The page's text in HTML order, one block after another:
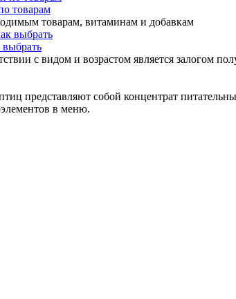
товарам
товарам, витаминам и добавкам
с видом и возрастом является залогом
представляют собой концентрат
в меню.